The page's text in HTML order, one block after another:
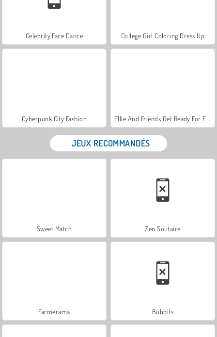
Celebrity Face Dance College Girl Coloring Dress Up
Cyberpunk City Fashion
JEUX RECOMMANDÉS
Sweet Match Zen Solitaire
Farmerama Bubbits